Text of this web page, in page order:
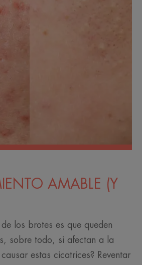
AMABLE (Y
los brotes es que queden
sobre todo, si afectan a la
estas cicatrices? Reventar